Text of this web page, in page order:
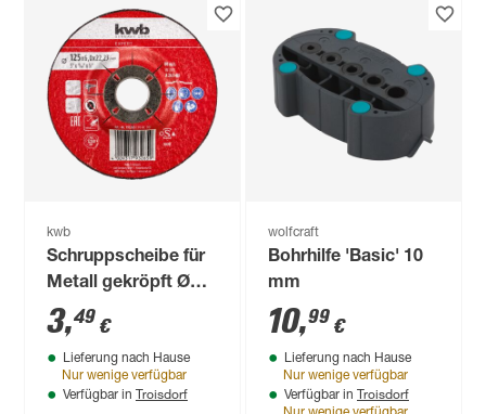
kwb
Schruppscheibe für
Metall gekröpft Ø
125 x 6 mm
3,49 €
Lieferung nach Hause
Nur wenige verfügbar
Verfügbar in Troisdorf
wolfcraft
Bohrhilfe 'Basic' 10
mm
10,99 €
Lieferung nach Hause
Nur wenige verfügbar
Verfügbar in Troisdorf